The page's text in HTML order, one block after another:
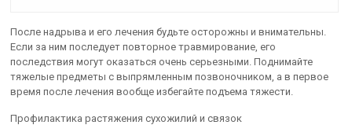
После надрыва и его лечения будьте осторожны и внимательны.
Если за ним последует повторное травмирование, его
последствия могут оказаться очень серьезными. Поднимайте
тяжелые предметы с выпрямленным позвоночником, а в первое
время после лечения вообще избегайте подъема тяжести.
Профилактика растяжения сухожилий и связок